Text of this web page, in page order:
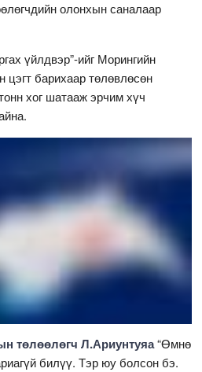
олонхын саналаар
үйлдвэр”-ийг Морингийн
цэгт барихаар төлөвлөсөн
хог шатааж эрчим хүч
төлөөлөгч Л.Ариунтуяа“Өмнө
билүү. Тэр юу болсон бэ.